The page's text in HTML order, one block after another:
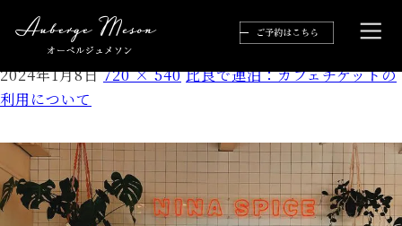
9404C7F4-BE03-42AE-8E8D-08A988A54CEB
2024年1月8日 720 × 540 比良で連泊：カフェチケットの
利用について